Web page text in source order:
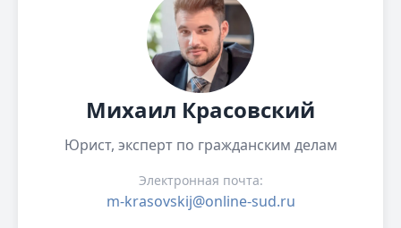
Михаил Красовский
Юрист, эксперт по гражданским делам
Электронная почта:
m-krasovskij@online-sud.ru